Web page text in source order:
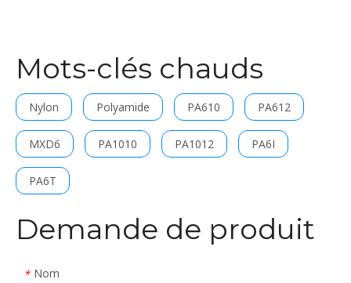
Mots-clés chauds
Nylon Polyamide PA610 PA612
MXD6 PA1010 PA1012 PA6I
PA6T
Demande de produit
* Nom